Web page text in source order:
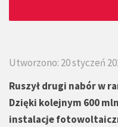
Utworzono: 20 styczeń
Ruszył drugi nabór w
Dzięki kolejnym 600
instalacje